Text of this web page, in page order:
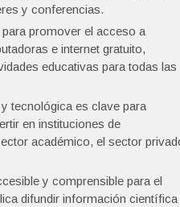
y conferencias.
promover el acceso a
e internet gratuito,
educativas para todas las
tecnológica es clave para
en instituciones de
académico, el sector
y comprensible para el
difundir información científica